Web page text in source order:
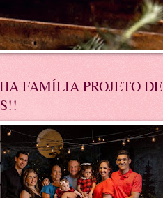
FAMÍLIA PROJETO DE